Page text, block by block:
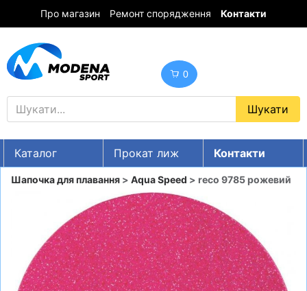
Про магазин Ремонт спорядження Контакти
0
Каталог Прокат лиж
Контакти
UA RU EN
ГІРСЬКІ ЛИЖІ
СНОУБОРДИ
ОДЯГ
Шапочка для плавання > Aqua Speed > reco 9785 рожевий